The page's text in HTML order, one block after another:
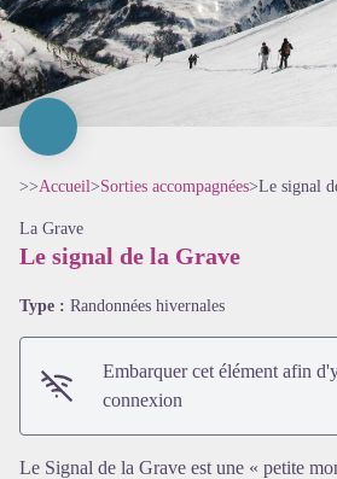
Voir
>>Accueil>Sorties accompagnées>Le signal
La Grave
Le signal de la Grave
Type : Randonnées hivernales
Embarquer cet élément afin
connexion
Le Signal de la Grave est une « petite